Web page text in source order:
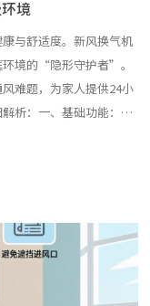
境
与舒适度。新风换气机
境的“隐形守护者”。
难题，为家人提供24小
析：一、基础功能：通
风流动场”，确保空气